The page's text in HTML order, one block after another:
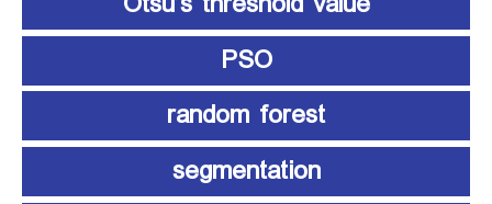
PSO
random forest
segmentation